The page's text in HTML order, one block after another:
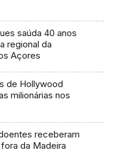
saúda 40 anos
regional da
Açores
de Hollywood
milionárias nos
receberam
da Madeira